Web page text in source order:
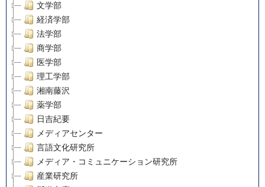
文学部
経済学部
法学部
商学部
医学部
理工学部
湘南藤沢
薬学部
日吉紀要
メディアセンター
言語文化研究所
メディア・コミュニケーション研究所
産業研究所